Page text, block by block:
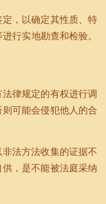
，以确定其性质、特
行实地勘查和检验。
律规定的有权进行调
可能会侵犯他人的合
法方法收集的证据不
，是不能被法庭采纳